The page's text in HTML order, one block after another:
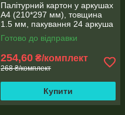
Палітурний картон у аркушах
А4 (210*297 мм), товщина
1.5 мм, пакування 24 аркуша
Готово до відправки
254,60 ₴/комплект
268 ₴/комплект
Купити